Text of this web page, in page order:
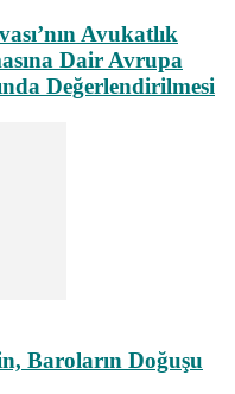
Avukatlık
Dair Avrupa
Değerlendirilmesi
Baroların Doğuşu